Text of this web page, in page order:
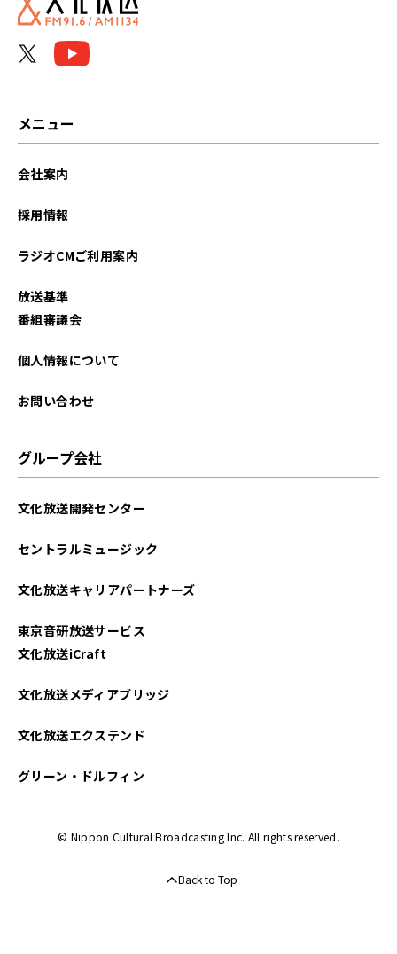
メニュー
会社案内
採用情報
ラジオCMご利用案内
放送基準
番組審議会
個人情報について
お問い合わせ
グループ会社
文化放送開発センター
セントラルミュージック
文化放送キャリアパートナーズ
東京音研放送サービス
文化放送iCraft
文化放送メディアブリッジ
文化放送エクステンド
グリーン・ドルフィン
© Nippon Cultural Broadcasting Inc. All rights reserved.
Back to Top